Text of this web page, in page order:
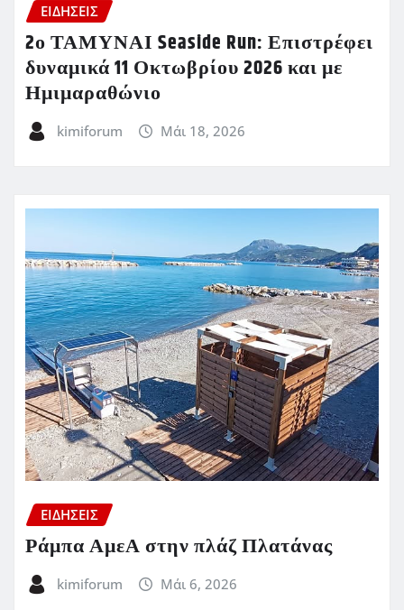
ΕΙΔΗΣΕΙΣ
2ο ΤΑΜΥΝΑΙ Seaside Run: Επιστρέφει
δυναμικά 11 Οκτωβρίου 2026 και με
Ημιμαραθώνιο
kimiforum Μάι 18, 2026
ΕΙΔΗΣΕΙΣ
Ράμπα ΑμεΑ στην πλάζ Πλατάνας
kimiforum Μάι 6, 2026